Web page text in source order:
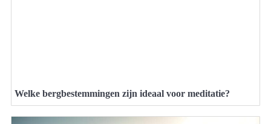
Welke bergbestemmingen zijn ideaal voor meditatie?